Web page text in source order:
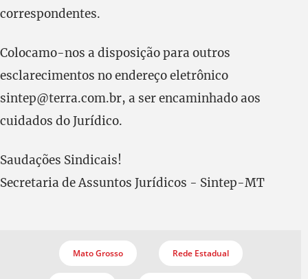
correspondentes.
Colocamo-nos a disposição para outros
esclarecimentos no endereço eletrônico
sintep@terra.com.br, a ser encaminhado aos
cuidados do Jurídico.
Saudações Sindicais!
Secretaria de Assuntos Jurídicos - Sintep-MT
Mato Grosso Rede Estadual